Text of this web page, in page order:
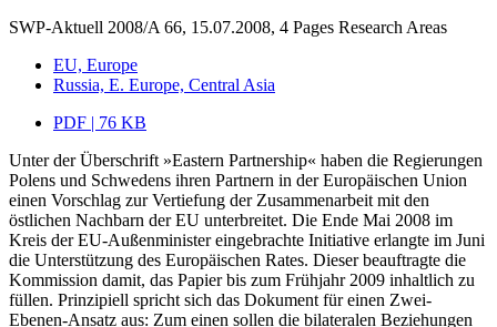
SWP-Aktuell 2008/A 66, 15.07.2008, 4 Pages Research Areas
EU, Europe
Russia, E. Europe, Central Asia
PDF | 76 KB
Unter der Überschrift »Eastern Partnership« haben die Regierungen
Polens und Schwedens ihren Partnern in der Europäischen Union
einen Vorschlag zur Vertiefung der Zusammenarbeit mit den
östlichen Nachbarn der EU unterbreitet. Die Ende Mai 2008 im
Kreis der EU-Außenminister eingebrachte Initiative erlangte im Juni
die Unterstützung des Europäischen Rates. Dieser beauftragte die
Kommission damit, das Papier bis zum Frühjahr 2009 inhaltlich zu
füllen. Prinzipiell spricht sich das Dokument für einen Zwei-
Ebenen-Ansatz aus: Zum einen sollen die bilateralen Beziehungen